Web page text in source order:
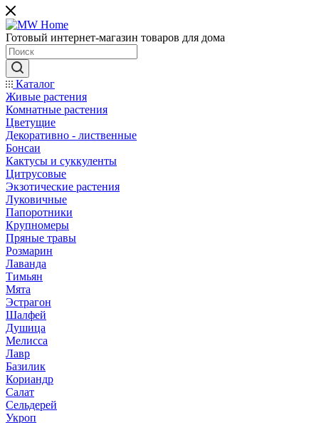
Готовый интернет-магазин товаров для дома
Каталог
Живые растения
Комнатные растения
Цветущие
Декоративно - лиственные
Бонсаи
Кактусы и суккуленты
Цитрусовые
Экзотические растения
Луковичные
Папоротники
Крупномеры
Пряные травы
Розмарин
Лаванда
Тимьян
Мята
Эстрагон
Шалфей
Душица
Мелисса
Лавр
Базилик
Кориандр
Салат
Сельдерей
Укроп